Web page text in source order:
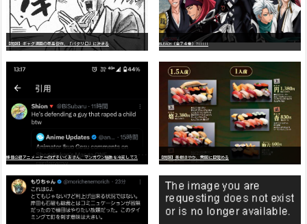
【朗報】ギャグ漫画の最高傑作、「パタリロ」に決まる BLEACH（全７４巻）?!!!!!
【朗報】美樹さやか、愛国に目覚める